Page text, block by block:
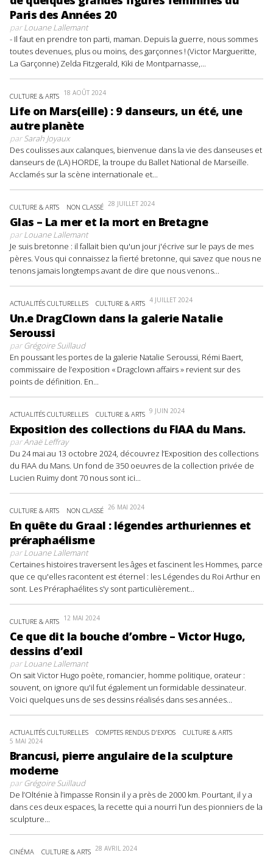
Paris des Années 20
parLouane Lallemant
- Il faut en prendre ton parti, maman. Depuis la guerre, nous sommes
toutes devenues, plus ou moins, des garçonnes ! (Victor Margueritte,
La Garçonne) Zelda Fitzgerald, Kiki de Montparnasse,...
CULTURE & ARTS 18 AOÛT 2024
Life on Mars(eille) : 9 danseurs, un été, une
autre planète
parSarah Joyaux
Des coulisses aux calanques, bienvenue dans la vie des danseuses et
danseurs de (LA) HORDE, la troupe du Ballet National de Marseille.
Acclamés sur la scène internationale et...
CULTURE & ARTS NON CLASSÉ 28 JUILLET 2024
Glas – La mer et la mort en Bretagne
parLouane Lallemant
Je suis bretonne : il fallait bien qu'un jour j'écrive sur le pays de mes
pères. Vous qui connaissez la fierté bretonne, qui savez que nous ne
tenons jamais longtemps avant de dire que nous venons...
ACTUALITÉS CULTURELLES CULTURE & ARTS 4 JUILLET 2024
Un.e DragClown dans la galerie Natalie
Seroussi
parGrégoire Suillaud
En poussant les portes de la galerie Natalie Seroussi, Rémi Baert,
commissaire de l’exposition « Dragclown affairs » revient sur des
points de définition. En...
ACTUALITÉS CULTURELLES CULTURE & ARTS 9 JUIN 2024
Exposition des collections du FIAA du Mans.
parAnaë Leffray
Du 24 mai au 13 octobre 2024, découvrez l’Exposition des collections
du FIAA du Mans. Un fond de 350 oeuvres de la collection privée de
Lucien Ruimy dont 70 nous sont ici...
CULTURE & ARTS NON CLASSÉ 26 MAI 2024
En quête du Graal : légendes arthuriennes et
préraphaélisme
parLouane Lallemant
Certaines histoires traversent les âges et fascinent les Hommes, parce
que ce qu'elles racontent est éternel : les Légendes du Roi Arthur en
sont. Les Préraphaélites s'y sont particulièrement...
CULTURE & ARTS 12 MAI 2024
Ce que dit la bouche d’ombre – Victor Hugo,
dessins d’exil
parLouane Lallemant
On sait Victor Hugo poète, romancier, homme politique, orateur :
souvent, on ignore qu'il fut également un formidable dessinateur.
Voici quelques uns de ses dessins réalisés dans ses années...
ACTUALITÉS CULTURELLES COMPTES RENDUS D'EXPOS CULTURE & ARTS
5 MAI 2024
Brancusi, pierre angulaire de la sculpture
moderne
parGrégoire Suillaud
De l’Olténie à l’impasse Ronsin il y a près de 2000 km. Pourtant, il y a
dans ces deux espaces, la recette qui a nourri l’un des pionniers de la
sculpture...
CINÉMA CULTURE & ARTS 28 AVRIL 2024